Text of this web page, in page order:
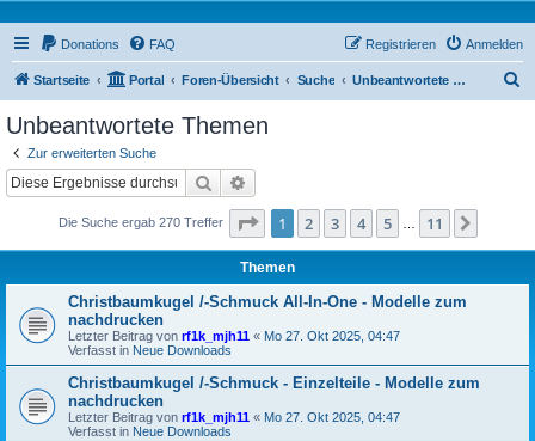
Donations FAQ Anmelden
Registrieren
Startseite Portal Foren-Übersicht Suche Unbeantwortete Themen
Unbeantwortete Themen
Zur erweiterten Suche
Suche
Die Suche ergab 270 Treffer Seite 1von 11
1 2 3 4 5 11
Themen
Christbaumkugel /-Schmuck All-In-One - Modelle zum
nachdrucken
Letzter Beitrag von rf1k_mjh11 « Mo 27. Okt 2025, 04:47
Verfasst in Neue Downloads
Christbaumkugel /-Schmuck - Einzelteile - Modelle zum
nachdrucken
Letzter Beitrag von rf1k_mjh11 « Mo 27. Okt 2025, 04:47
Verfasst in Neue Downloads